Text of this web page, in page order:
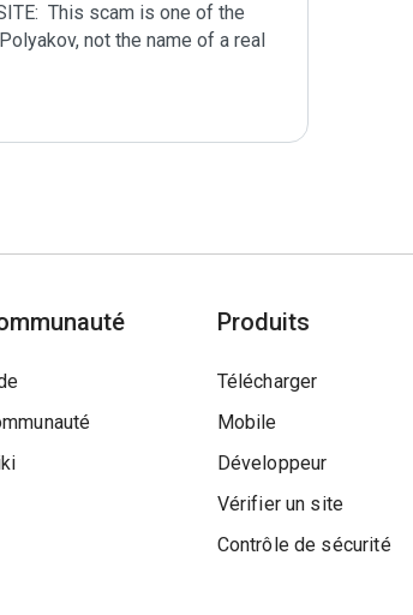
This scam is one of the
not the name of a real
Produits
Télécharger
Mobile
Développeur
Vérifier un site
Contrôle de sécurité